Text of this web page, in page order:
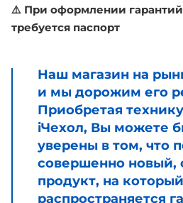
⚠️ При оформлении
требуется паспорт
Наш магазин на
и мы дорожим его
Приобретая
iЧехол, Вы можете
уверены в том, что
совершенно новый,
продукт, на который
распространяется